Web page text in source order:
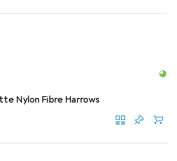
Nylon Fibre Harrows